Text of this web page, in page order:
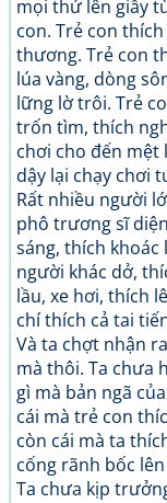
mọi thứ lên giấy
con. Trẻ con
thương. Trẻ con
lúa vàng, dòng
lững lờ trôi. Trẻ
trốn tìm, thích
chơi cho đến mệt
dậy lại chạy chơi
Rất nhiều người
phô trương sĩ
sáng, thích khoác
người khác dở,
lầu, xe hơi, thích
chí thích cả tai
Và ta chợt nhận
mà thôi. Ta chưa
gì mà bản ngã
cái mà trẻ con
còn cái mà ta
cống rãnh bốc
Ta chưa kịp